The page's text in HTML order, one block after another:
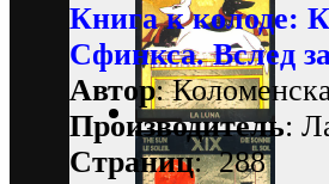
Книга к колоде:
Сфинкса. Вслед
Автор:
Производитель:
Страниц: 288